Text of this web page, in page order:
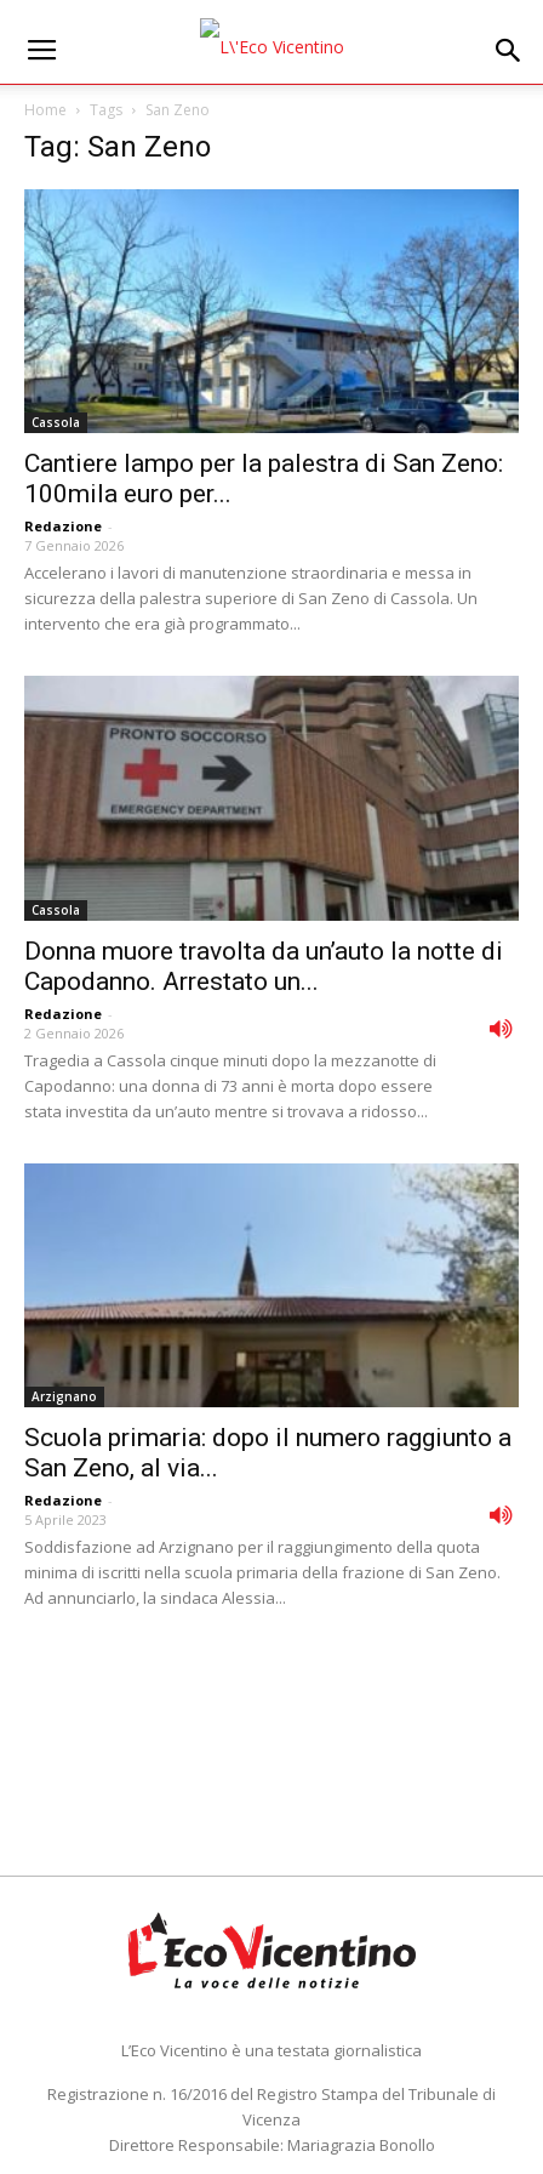
Home Tags San Zeno
Tag: San Zeno
Cassola
Cantiere lampo per la palestra di San Zeno:
100mila euro per...
Redazione -
7 Gennaio 2026
Accelerano i lavori di manutenzione straordinaria e messa in
sicurezza della palestra superiore di San Zeno di Cassola. Un
intervento che era già programmato...
Cassola
Donna muore travolta da un’auto la notte di
Capodanno. Arrestato un...
Redazione -
2 Gennaio 2026
Tragedia a Cassola cinque minuti dopo la mezzanotte di
Capodanno: una donna di 73 anni è morta dopo essere
stata investita da un’auto mentre si trovava a ridosso...
Arzignano
Scuola primaria: dopo il numero raggiunto a
San Zeno, al via...
Redazione -
5 Aprile 2023
Soddisfazione ad Arzignano per il raggiungimento della quota
minima di iscritti nella scuola primaria della frazione di San Zeno.
Ad annunciarlo, la sindaca Alessia...
L’Eco Vicentino è una testata giornalistica
Registrazione n. 16/2016 del Registro Stampa del Tribunale di
Vicenza
Direttore Responsabile: Mariagrazia Bonollo